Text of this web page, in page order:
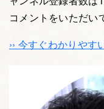
コメントをいただい
›› 今すぐわかりや